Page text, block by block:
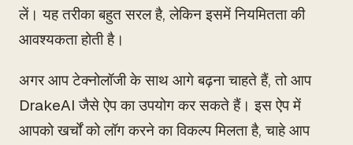
लें। यह तरीका बहुत सरल है, लेकिन इसमें नियमितता की
आवश्यकता होती है।
अगर आप टेक्नोलॉजी के साथ आगे बढ़ना चाहते हैं, तो आप
DrakeAI जैसे ऐप का उपयोग कर सकते हैं। इस ऐप में
आपको खर्चों को लॉग करने का विकल्प मिलता है, चाहे आप